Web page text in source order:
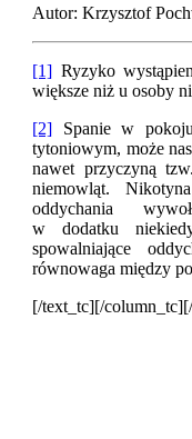
Autor: Krzysztof
[1] Ryzyko
większe niż u osoby
[2] Spanie w
tytoniowym, może
nawet przyczyną
niemowląt.
oddychania
w dodatku
spowalniające
równowaga między
[/text_tc][/